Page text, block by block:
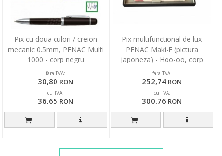
Pix cu doua culori / creion
mecanic 0.5mm, PENAC Multi
1000 - corp negru
fara TVA:
30,80 RON
cu TVA:
36,65 RON
Pix multifunctional de lux
PENAC Maki-E (pictura
japoneza) - Hoo-oo, corp
auriu, in cutie cadou
fara TVA:
252,74 RON
cu TVA:
300,76 RON